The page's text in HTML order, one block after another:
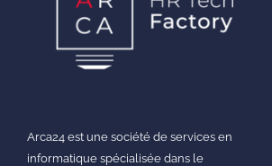
Arca24 est une société de services en
informatique spécialisée dans le